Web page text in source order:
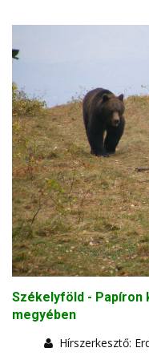
Székelyföld - Papíron
megyében
Hírszerkesztő: